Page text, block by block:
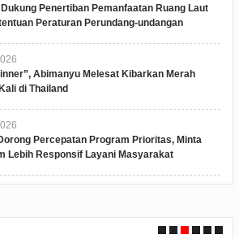
Penertiban Pemanfaatan Ruang Laut
Peraturan Perundang-undangan
Abimanyu Melesat Kibarkan Merah
di Thailand
Percepatan Program Prioritas, Minta
Lebih Responsif Layani Masyarakat